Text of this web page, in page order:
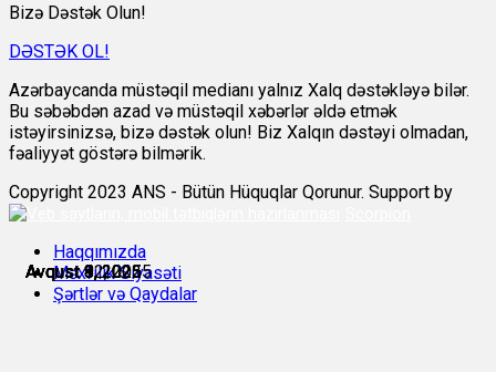
Avqust 8, 2025
Avqust 8, 2025
Avqust 8, 2025
Avqust 9, 2025
Avqust 9, 2025
Avqust 12, 2025
Bizə Dəstək Olun!
DƏSTƏK OL!
Azərbaycanda müstəqil medianı yalnız Xalq dəstəkləyə bilər.
Bu səbəbdən azad və müstəqil xəbərlər əldə etmək
istəyirsinizsə, bizə dəstək olun! Biz Xalqın dəstəyi olmadan,
fəaliyyət göstərə bilmərik.
Copyright 2023 ANS - Bütün Hüquqlar Qorunur. Support by
Haqqımızda
Məxfilik Siyasəti
Şərtlər və Qaydalar